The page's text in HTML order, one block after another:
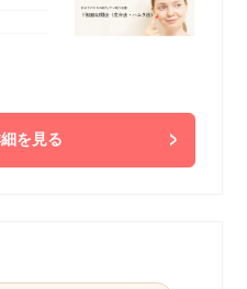
を見る